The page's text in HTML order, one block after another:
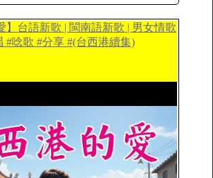
】台語新歌 | 閩南語新歌 | 男女情歌
#唸歌 #分享 #(台西港續集)